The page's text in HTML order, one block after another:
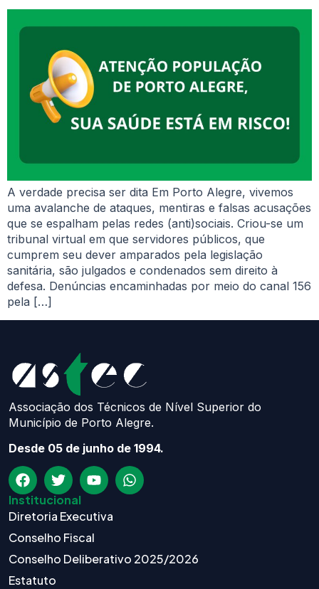
A verdade precisa ser dita Em Porto Alegre, vivemos
uma avalanche de ataques, mentiras e falsas acusações
que se espalham pelas redes (anti)sociais. Criou-se um
tribunal virtual em que servidores públicos, que
cumprem seu dever amparados pela legislação
sanitária, são julgados e condenados sem direito à
defesa. Denúncias encaminhadas por meio do canal 156
pela […]
Associação dos Técnicos de Nível Superior do
Município de Porto Alegre.
Desde 05 de junho de 1994.
Institucional
Diretoria Executiva
Conselho Fiscal
Conselho Deliberativo 2025/2026
Estatuto